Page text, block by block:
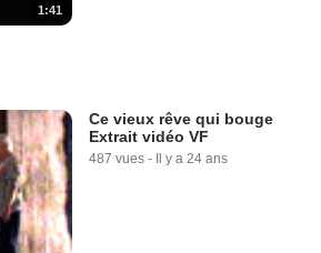
1:41
Ce vieux rêve qui bouge
Extrait vidéo VF
487 vues - Il y a 24 ans